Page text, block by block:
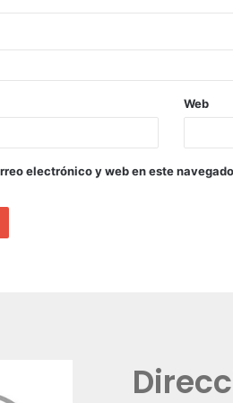
Web
electrónico y web en este